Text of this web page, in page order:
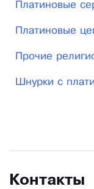
Платиновые
Платиновые
Прочие
Шнурки с
Контакты